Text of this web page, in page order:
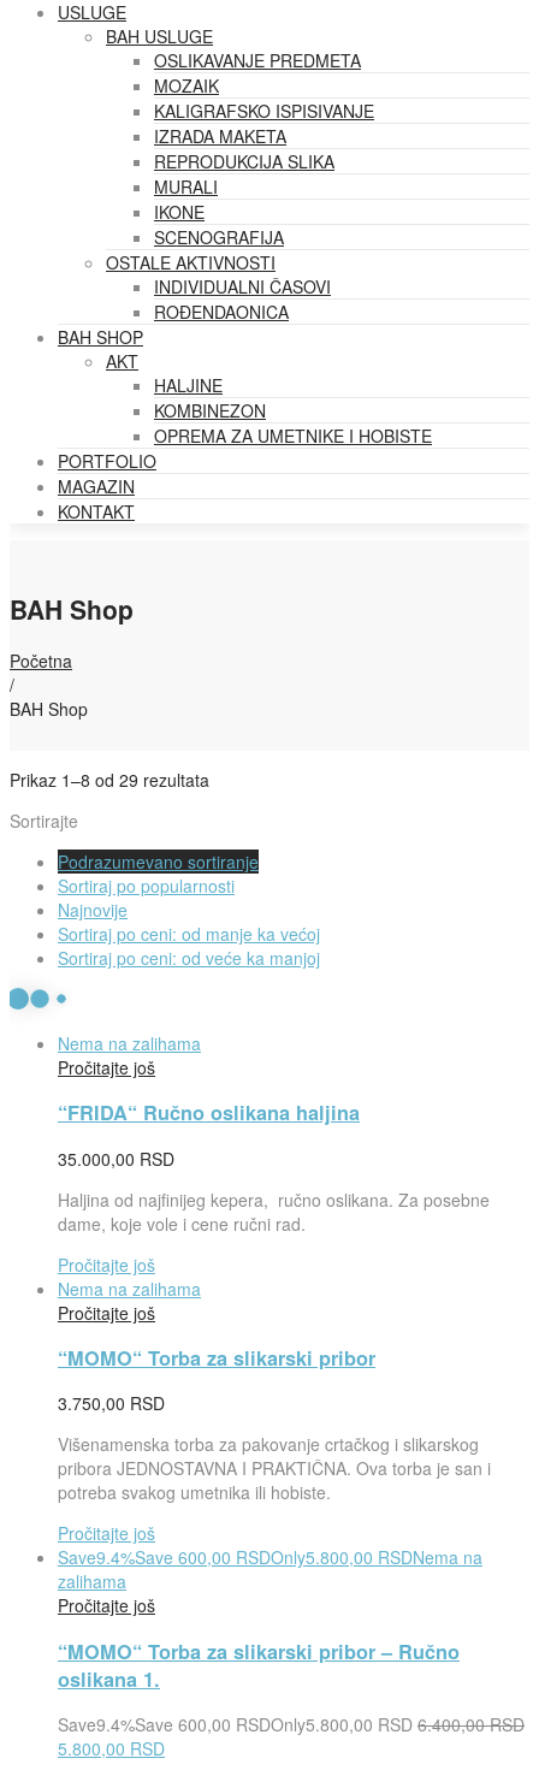
USLUGE
BAH USLUGE
OSLIKAVANJE PREDMETA
MOZAIK
KALIGRAFSKO ISPISIVANJE
IZRADA MAKETA
REPRODUKCIJA SLIKA
MURALI
IKONE
SCENOGRAFIJA
OSTALE AKTIVNOSTI
INDIVIDUALNI ČASOVI
ROĐENDAONICA
BAH SHOP
AKT
HALJINE
KOMBINEZON
OPREMA ZA UMETNIKE I HOBISTE
PORTFOLIO
MAGAZIN
KONTAKT
BAH Shop
Početna
/
BAH Shop
Prikaz 1–8 od 29 rezultata
Sortirajte
Podrazumevano sortiranje
Sortiraj po popularnosti
Najnovije
Sortiraj po ceni: od manje ka većoj
Sortiraj po ceni: od veće ka manjoj
Nema na zalihama
Pročitajte još
“FRIDA“ Ručno oslikana haljina
35.000,00 RSD
Haljina od najfinijeg kepera, ručno oslikana. Za posebne
dame, koje vole i cene ručni rad.
Pročitajte još
Nema na zalihama
Pročitajte još
“MOMO“ Torba za slikarski pribor
3.750,00 RSD
Višenamenska torba za pakovanje crtačkog i slikarskog
pribora JEDNOSTAVNA I PRAKTIČNA. Ova torba je san i
potreba svakog umetnika ili hobiste.
Pročitajte još
Save9.4%Save 600,00 RSDOnly5.800,00 RSDNema na
zalihama
Pročitajte još
“MOMO“ Torba za slikarski pribor – Ručno
oslikana 1.
Save9.4%Save 600,00 RSDOnly5.800,00 RSD 6.400,00RSD
5.800,00 RSD